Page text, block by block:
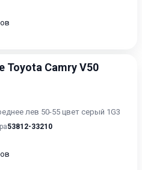
Toyota Camry V50
лев 50-55 цвет серый 1G3
53812-33210